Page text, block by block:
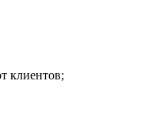
клиентов;